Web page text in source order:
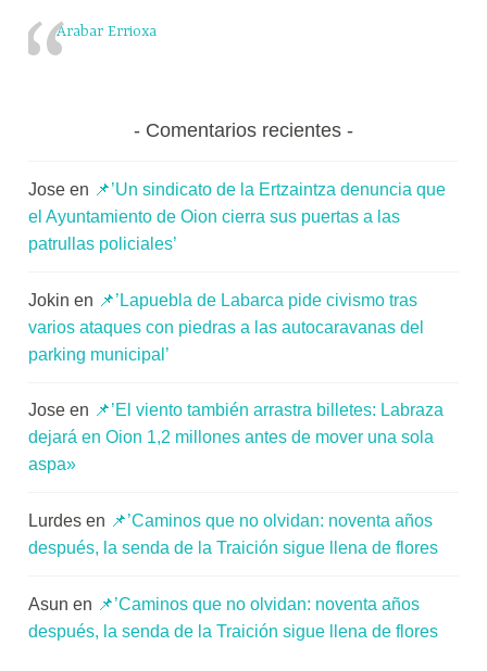
Arabar Errioxa
Comentarios recientes
Jose en 📌’Un sindicato de la Ertzaintza denuncia que
el Ayuntamiento de Oion cierra sus puertas a las
patrullas policiales’
Jokin en 📌’Lapuebla de Labarca pide civismo tras
varios ataques con piedras a las autocaravanas del
parking municipal’
Jose en 📌’El viento también arrastra billetes: Labraza
dejará en Oion 1,2 millones antes de mover una sola
aspa»
Lurdes en 📌’Caminos que no olvidan: noventa años
después, la senda de la Traición sigue llena de flores
Asun en 📌’Caminos que no olvidan: noventa años
después, la senda de la Traición sigue llena de flores